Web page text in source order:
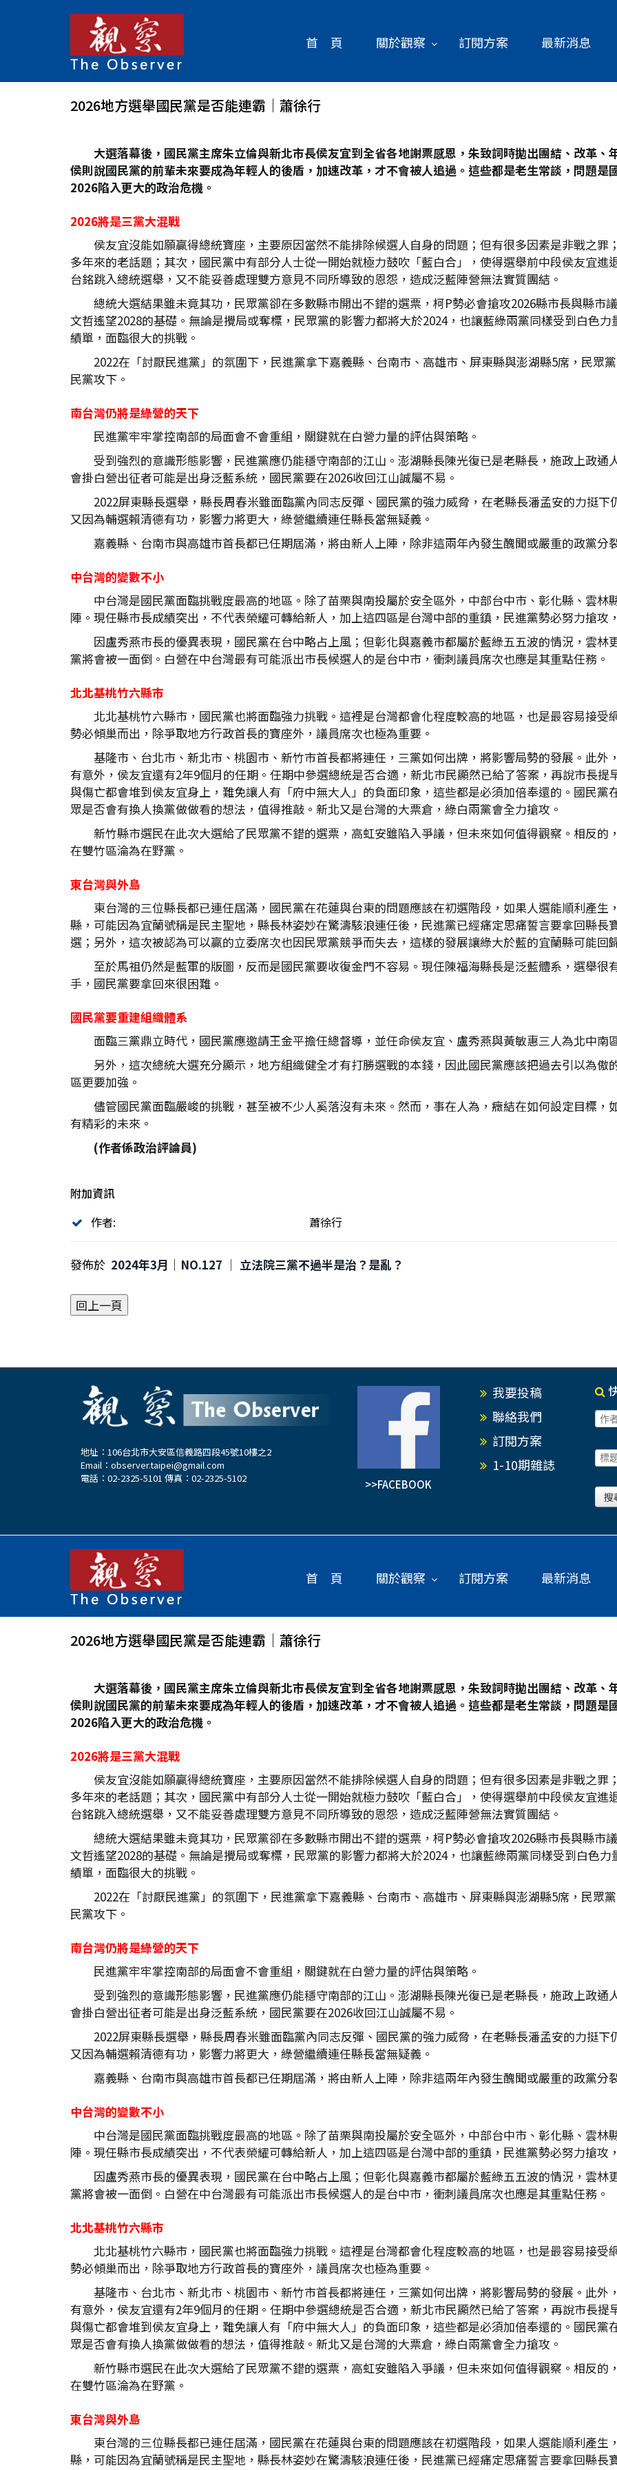
首 頁 關於觀察 訂閱方案 最新消息
2026地方選舉國民黨是否能連霸│蕭徐行
大選落幕後，國民黨主席朱立倫與新北市長侯友宜到全省各地謝票感恩，朱致詞時拋出團結、改革、
侯則說國民黨的前輩未來要成為年輕人的後盾，加速改革，才不會被人追過。這些都是老生常談，問題
2026陷入更大的政治危機。
2026將是三黨大混戰
侯友宜沒能如願贏得總統寶座，主要原因當然不能排除候選人自身的問題；但有很多因素是非戰之
多年來的老話題；其次，國民黨中有部分人士從一開始就極力鼓吹「藍白合」，使得選舉前中段侯友宜
台銘跳入總統選舉，又不能妥善處理雙方意見不同所導致的恩怨，造成泛藍陣營無法實質團結。
總統大選結果雖未竟其功，民眾黨卻在多數縣市開出不錯的選票，柯P勢必會搶攻2026縣市長與縣市
文哲遙望2028的基礎。無論是攪局或奪標，民眾黨的影響力都將大於2024，也讓藍綠兩黨同樣受到白色
績單，面臨很大的挑戰。
2022在「討厭民進黨」的氛圍下，民進黨拿下嘉義縣、台南市、高雄市、屏東縣與澎湖縣5席，民眾
民黨攻下。
南台灣仍將是綠營的天下
民進黨牢牢掌控南部的局面會不會重組，關鍵就在白營力量的評估與策略。
受到強烈的意識形態影響，民進黨應仍能穩守南部的江山。澎湖縣長陳光復已是老縣長，施政上政
會掛白營出征者可能是出身泛藍系統，國民黨要在2026收回江山誠屬不易。
2022屏東縣長選舉，縣長周春米雖面臨黨內同志反彈、國民黨的強力威脅，在老縣長潘孟安的力挺
又因為輔選賴清德有功，影響力將更大，綠營繼續連任縣長當無疑義。
嘉義縣、台南市與高雄市首長都已任期屆滿，將由新人上陣，除非這兩年內發生醜聞或嚴重的政黨
中台灣的變數不小
中台灣是國民黨面臨挑戰度最高的地區。除了苗栗與南投屬於安全區外，中部台中市、彰化縣、雲
陣。現任縣市長成績突出，不代表榮耀可轉給新人，加上這四區是台灣中部的重鎮，民進黨勢必努力搶攻
因盧秀燕市長的優異表現，國民黨在台中略占上風；但彰化與嘉義市都屬於藍綠五五波的情況，雲
黨將會被一面倒。白營在中台灣最有可能派出市長候選人的是台中市，衝刺議員席次也應是其重點任務。
北北基桃竹六縣市
北北基桃竹六縣市，國民黨也將面臨強力挑戰。這裡是台灣都會化程度較高的地區，也是最容易接
勢必傾巢而出，除爭取地方行政首長的寶座外，議員席次也極為重要。
基隆市、台北市、新北市、桃園市、新竹市首長都將連任，三黨如何出牌，將影響局勢的發展。此
有意外，侯友宜還有2年9個月的任期。任期中參選總統是否合適，新北市民顯然已給了答案，再說市長
與傷亡都會堆到侯友宜身上，難免讓人有「府中無大人」的負面印象，這些都是必須加倍奉還的。國民
眾是否會有換人換黨做做看的想法，值得推敲。新北又是台灣的大票倉，綠白兩黨會全力搶攻。
新竹縣市選民在此次大選給了民眾黨不錯的選票，高虹安雖陷入爭議，但未來如何值得觀察。相反
在雙竹區淪為在野黨。
東台灣與外島
東台灣的三位縣長都已連任屆滿，國民黨在花蓮與台東的問題應該在初選階段，如果人選能順利產
縣，可能因為宜蘭號稱是民主聖地，縣長林姿妙在驚濤駭浪連任後，民進黨已經痛定思痛誓言要拿回縣
選；另外，這次被認為可以贏的立委席次也因民眾黨競爭而失去，這樣的發展讓綠大於藍的宜蘭縣可能回
至於馬祖仍然是藍軍的版圖，反而是國民黨要收復金門不容易。現任陳福海縣長是泛藍體系，選舉
手，國民黨要拿回來很困難。
國民黨要重建組織體系
面臨三黨鼎立時代，國民黨應邀請王金平擔任總督導，並任命侯友宜、盧秀燕與黃敏惠三人為北中南
另外，這次總統大選充分顯示，地方組織健全才有打勝選戰的本錢，因此國民黨應該把過去引以為
區更要加強。
儘管國民黨面臨嚴峻的挑戰，甚至被不少人奚落沒有未來。然而，事在人為，癥結在如何設定目標
有精彩的未來。
(作者係政治評論員)
附加資訊
作者:
蕭徐行
發佈於 2024年3月｜NO.127 │ 立法院三黨不過半是治？是亂？
地址：106台北市大安區信義路四段45號10樓之2
Email： observer.taipei@gmail.com
電話：02-2325-5101 傳真：02-2325-5102
>>FACEBOOK
我要投稿
聯絡我們
訂閱方案
1-10期雜誌
首 頁 關於觀察 訂閱方案 最新消息
2026地方選舉國民黨是否能連霸│蕭徐行
大選落幕後，國民黨主席朱立倫與新北市長侯友宜到全省各地謝票感恩，朱致詞時拋出團結、改革、
侯則說國民黨的前輩未來要成為年輕人的後盾，加速改革，才不會被人追過。這些都是老生常談，問題
2026陷入更大的政治危機。
2026將是三黨大混戰
侯友宜沒能如願贏得總統寶座，主要原因當然不能排除候選人自身的問題；但有很多因素是非戰之
多年來的老話題；其次，國民黨中有部分人士從一開始就極力鼓吹「藍白合」，使得選舉前中段侯友宜
台銘跳入總統選舉，又不能妥善處理雙方意見不同所導致的恩怨，造成泛藍陣營無法實質團結。
總統大選結果雖未竟其功，民眾黨卻在多數縣市開出不錯的選票，柯P勢必會搶攻2026縣市長與縣市
文哲遙望2028的基礎。無論是攪局或奪標，民眾黨的影響力都將大於2024，也讓藍綠兩黨同樣受到白色
績單，面臨很大的挑戰。
2022在「討厭民進黨」的氛圍下，民進黨拿下嘉義縣、台南市、高雄市、屏東縣與澎湖縣5席，民眾
民黨攻下。
南台灣仍將是綠營的天下
民進黨牢牢掌控南部的局面會不會重組，關鍵就在白營力量的評估與策略。
受到強烈的意識形態影響，民進黨應仍能穩守南部的江山。澎湖縣長陳光復已是老縣長，施政上政
會掛白營出征者可能是出身泛藍系統，國民黨要在2026收回江山誠屬不易。
2022屏東縣長選舉，縣長周春米雖面臨黨內同志反彈、國民黨的強力威脅，在老縣長潘孟安的力挺
又因為輔選賴清德有功，影響力將更大，綠營繼續連任縣長當無疑義。
嘉義縣、台南市與高雄市首長都已任期屆滿，將由新人上陣，除非這兩年內發生醜聞或嚴重的政黨
中台灣的變數不小
中台灣是國民黨面臨挑戰度最高的地區。除了苗栗與南投屬於安全區外，中部台中市、彰化縣、雲
陣。現任縣市長成績突出，不代表榮耀可轉給新人，加上這四區是台灣中部的重鎮，民進黨勢必努力搶攻
因盧秀燕市長的優異表現，國民黨在台中略占上風；但彰化與嘉義市都屬於藍綠五五波的情況，雲
黨將會被一面倒。白營在中台灣最有可能派出市長候選人的是台中市，衝刺議員席次也應是其重點任務。
北北基桃竹六縣市
北北基桃竹六縣市，國民黨也將面臨強力挑戰。這裡是台灣都會化程度較高的地區，也是最容易接
勢必傾巢而出，除爭取地方行政首長的寶座外，議員席次也極為重要。
基隆市、台北市、新北市、桃園市、新竹市首長都將連任，三黨如何出牌，將影響局勢的發展。此
有意外，侯友宜還有2年9個月的任期。任期中參選總統是否合適，新北市民顯然已給了答案，再說市長
與傷亡都會堆到侯友宜身上，難免讓人有「府中無大人」的負面印象，這些都是必須加倍奉還的。國民
眾是否會有換人換黨做做看的想法，值得推敲。新北又是台灣的大票倉，綠白兩黨會全力搶攻。
新竹縣市選民在此次大選給了民眾黨不錯的選票，高虹安雖陷入爭議，但未來如何值得觀察。相反
在雙竹區淪為在野黨。
東台灣與外島
東台灣的三位縣長都已連任屆滿，國民黨在花蓮與台東的問題應該在初選階段，如果人選能順利產
縣，可能因為宜蘭號稱是民主聖地，縣長林姿妙在驚濤駭浪連任後，民進黨已經痛定思痛誓言要拿回縣